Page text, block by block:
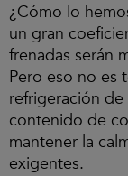
¿Cómo lo
un gran
frenadas serán
Pero eso no es
refrigeración
contenido de
mantener la
exigentes.